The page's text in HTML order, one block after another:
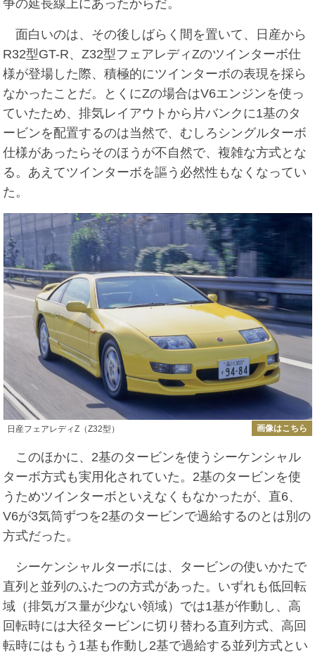
争の延長線上にあったからだ。
面白いのは、その後しばらく間を置いて、日産から
R32型GT-R、Z32型フェアレディZのツインターボ仕
様が登場した際、積極的にツインターボの表現を採ら
なかったことだ。とくにZの場合はV6エンジンを使っ
ていたため、排気レイアウトから片バンクに1基のタ
ービンを配置するのは当然で、むしろシングルターボ
仕様があったらそのほうが不自然で、複雑な方式とな
る。あえてツインターボを謳う必然性もなくなってい
た。
日産フェアレディZ（Z32型） 画像はこちら
このほかに、2基のタービンを使うシーケンシャル
ターボ方式も実用化されていた。2基のタービンを使
うためツインターボといえなくもなかったが、直6、
V6が3気筒ずつを2基のタービンで過給するのとは別の
方式だった。
シーケンシャルターボには、タービンの使いかたで
直列と並列のふたつの方式があった。いずれも低回転
域（排気ガス量が少ない領域）では1基が作動し、高
回転時には大径タービンに切り替わる直列方式、高回
転時にはもう1基も作動し2基で過給する並列方式とい